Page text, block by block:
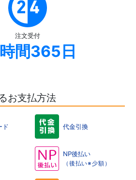
注文受付
間365日
お支払方法
ド 代金引換
NP後払い
（後払い※少額）